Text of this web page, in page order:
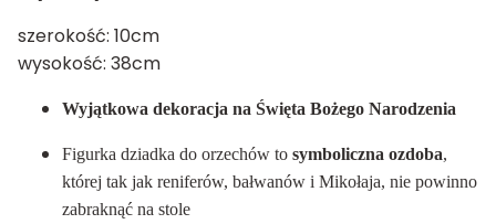
szerokość: 10cm
wysokość: 38cm
Wyjątkowa dekoracja na Święta Bożego Narodzenia
Figurka dziadka do orzechów to symboliczna ozdoba,
której tak jak reniferów, bałwanów i Mikołaja, nie powinno
zabraknąć na stole